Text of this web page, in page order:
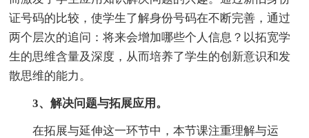
证号码的比较，使学生了解身份号码在不断完善，通过
两个层次的追问：将来会增加哪些个人信息？以拓宽学
生的思维含量及深度，从而培养了学生的创新意识和发
散思维的能力。
3、解决问题与拓展应用。
在拓展与延伸这一环节中，本节课注重理解与运